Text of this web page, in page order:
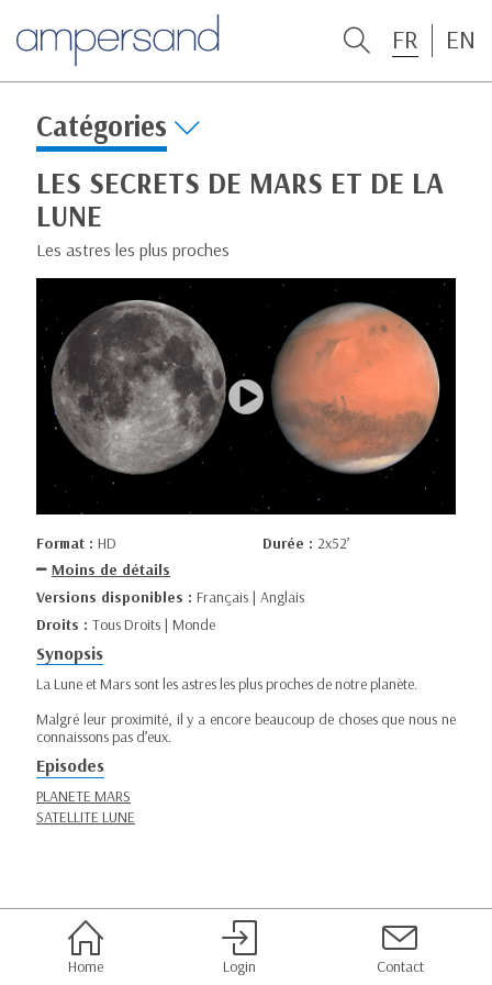
FR EN
Catégories
LES SECRETS DE MARS ET DE LA
LUNE
Les astres les plus proches
Format : HD Durée : 2x52’
Moins de détails
Versions disponibles : Français | Anglais
Droits : Tous Droits | Monde
Synopsis
La Lune et Mars sont les astres les plus proches de notre planète.
Malgré leur proximité, il y a encore beaucoup de choses que nous ne
connaissons pas d’eux.
Episodes
PLANETE MARS
SATELLITE LUNE
Home Login Contact